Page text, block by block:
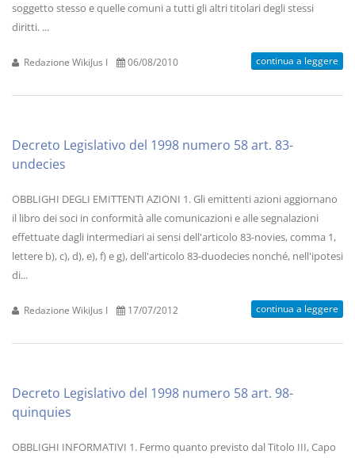
soggetto stesso e quelle comuni a tutti gli altri titolari degli stessi
diritti. ...
Redazione WikiJus I 06/08/2010 continua a leggere
Decreto Legislativo del 1998 numero 58 art. 83-
undecies
OBBLIGHI DEGLI EMITTENTI AZIONI 1. Gli emittenti azioni aggiornano
il libro dei soci in conformità alle comunicazioni e alle segnalazioni
effettuate dagli intermediari ai sensi dell'articolo 83-novies, comma 1,
lettere b), c), d), e), f) e g), dell'articolo 83-duodecies nonché, nell'ipotesi
di...
Redazione WikiJus I 17/07/2012 continua a leggere
Decreto Legislativo del 1998 numero 58 art. 98-
quinquies
OBBLIGHI INFORMATIVI 1. Fermo quanto previsto dal Titolo III, Capo